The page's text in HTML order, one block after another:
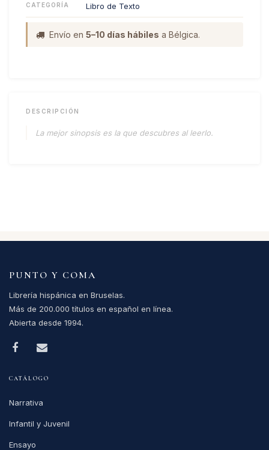
CATEGORÍA Libro de Texto
Envío en 5–10 días hábiles a Bélgica.
DESCRIPCIÓN
La mejor sinopsis es la que descubres al leerlo.
PUNTO Y COMA
Librería hispánica en Bruselas.
Más de 200.000 títulos en español en línea.
Abierta desde 1994.
CATÁLOGO
Narrativa
Infantil y Juvenil
Ensayo